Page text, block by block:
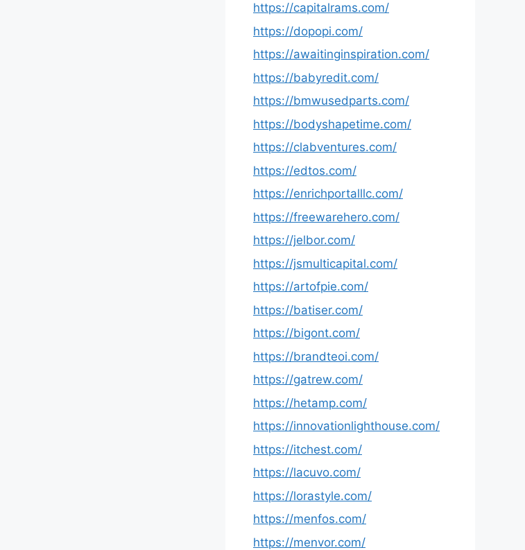
https://capitalrams.com/
https://dopopi.com/
https://awaitinginspiration.com/
https://babyredit.com/
https://bmwusedparts.com/
https://bodyshapetime.com/
https://clabventures.com/
https://edtos.com/
https://enrichportalllc.com/
https://freewarehero.com/
https://jelbor.com/
https://jsmulticapital.com/
https://artofpie.com/
https://batiser.com/
https://bigont.com/
https://brandteoi.com/
https://gatrew.com/
https://hetamp.com/
https://innovationlighthouse.com/
https://itchest.com/
https://lacuvo.com/
https://lorastyle.com/
https://menfos.com/
https://menvor.com/